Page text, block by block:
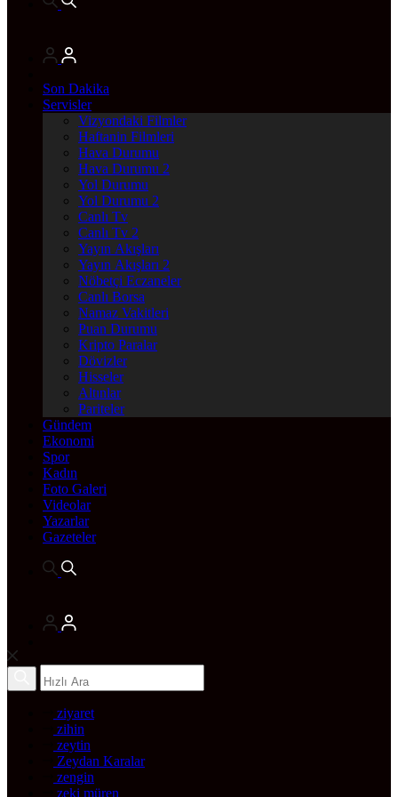
Son Dakika
Servisler
Vizyondaki Filmler
Haftanin Filmleri
Hava Durumu
Hava Durumu 2
Yol Durumu
Yol Durumu 2
Canlı Tv
Canlı Tv 2
Yayın Akışları
Yayın Akışları 2
Nöbetçi Eczaneler
Canlı Borsa
Namaz Vakitleri
Puan Durumu
Kripto Paralar
Dövizler
Hisseler
Altınlar
Pariteler
Gündem
Ekonomi
Spor
Kadın
Foto Galeri
Videolar
Yazarlar
Gazeteler
ziyaret
zihin
zeytin
Zeydan Karalar
zengin
zeki müren